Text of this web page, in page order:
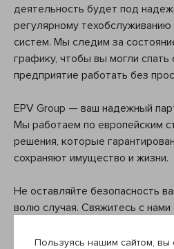
Пользуясь нашим сайтом, вы
деятельность будет под
регулярному
систем. Мы следим за
графику, чтобы вы могли спать
предприятие работать без
EPV Group — ваш надежный
Мы работаем по европейским
решения, которые
сохраняют имущество и жизни.
Не оставляйте безопасность
волю случая. Свяжитесь с нами